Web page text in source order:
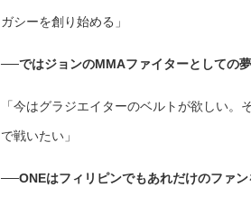
ガシーを創り始める」
──ではジョンのMMAファイターとしての
「今はグラジエイターのベルトが欲しい
で戦いたい」
──ONEはフィリピンでもあれだけのファ